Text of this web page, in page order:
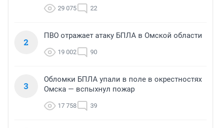
29 075 22
2
ПВО отражает атаку БПЛА в Омской области
19 002 90
3
Обломки БПЛА упали в поле в окрестностях
Омска — вспыхнул пожар
17 758 39